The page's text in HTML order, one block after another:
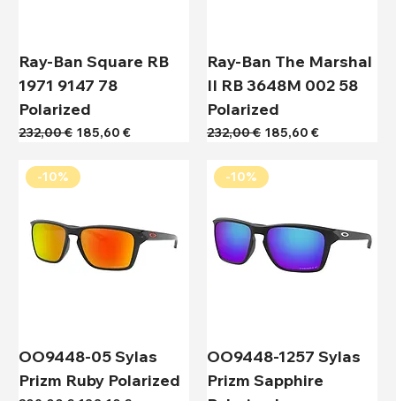
Ray-Ban Square RB
1971 9147 78
Polarized
Κανονική τιμή
232,00 € Τιμή Έκπτωσης
185,60 €
Ray-Ban The Marshal
II RB 3648M 002 58
Polarized
Κανονική τιμή
232,00 € Τιμή Έκπτωσης
185,60 €
-10%
OO9448-05 Sylas
Prizm Ruby Polarized
-10%
OO9448-1257 Sylas
Prizm Sapphire